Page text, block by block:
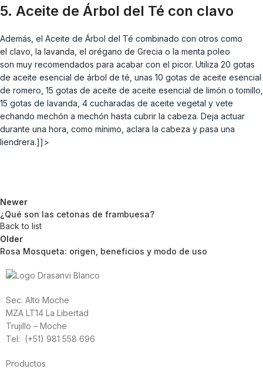
5. Aceite de Árbol del Té con clavo
Además, el Aceite de Árbol del Té combinado con otros como
el clavo, la lavanda, el orégano de Grecia o la menta poleo
son muy recomendados para acabar con el picor. Utiliza 20 gotas
de aceite esencial de árbol de té, unas 10 gotas de aceite esencial
de romero, 15 gotas de aceite de aceite esencial de limón o tomillo,
15 gotas de lavanda, 4 cucharadas de aceite vegetal y vete
echando mechón a mechón hasta cubrir la cabeza. Deja actuar
durante una hora, como mínimo, aclara la cabeza y pasa una
liendrera.]]>
Newer
¿Qué son las cetonas de frambuesa?
Back to list
Older
Rosa Mosqueta: origen, beneficios y modo de uso
Sec. Alto Moche
MZA LT14 La Libertad
Trujillo – Moche
Tel: (+51) 981 558 696
Productos